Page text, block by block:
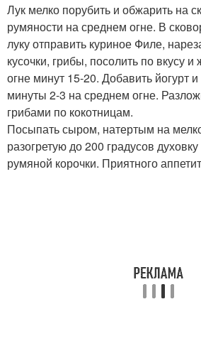
Лук мелко порубить и обжарить на
румяности на среднем огне. В
луку отправить куриное Филе,
кусочки, грибы, посолить по вкусу
огне минут 15-20. Добавить йогурт
минуты 2-3 на среднем огне.
грибами по кокотницам.
Посыпать сыром, натертым на
разогретую до 200 градусов
румяной корочки. Приятного